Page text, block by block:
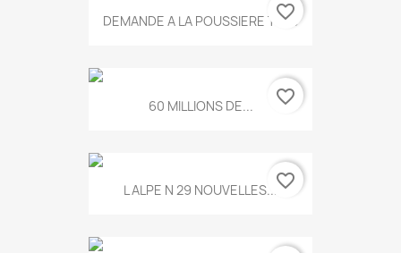
DEMANDE A LA POUSSIERE T.778
favorite_border
60 MILLIONS DE... favorite_border
L ALPE N 29 NOUVELLES...favorite_border